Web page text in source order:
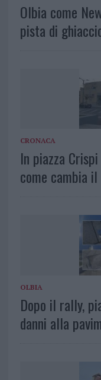
Olbia come
pista di
CRONACA
In piazza
come cambia
OLBIA
Dopo il rally,
danni alla